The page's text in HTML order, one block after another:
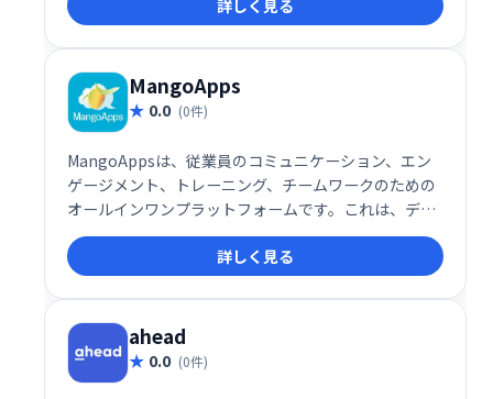
詳しく見る
MangoApps
0.0 (0件)
MangoAppsは、従業員のコミュニケーション、エン
ゲージメント、トレーニング、チームワークのための
オールインワンプラットフォームです。これは、デス
クワーカー以外の労働者が多数を占める業界（ヘルス
ケア、製造業、小売業、プロサービスなど）でデジタ
ル変革を推進するように設計されています。
詳しく見る
ahead
0.0 (0件)